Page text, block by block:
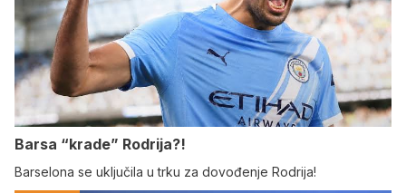
Barsa “krade” Rodrija?!
Barselona se uključila u trku za dovođenje Rodrija!